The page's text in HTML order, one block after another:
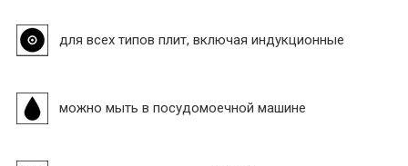
для всех типов плит, включая индукционные
можно мыть в посудомоечной машине